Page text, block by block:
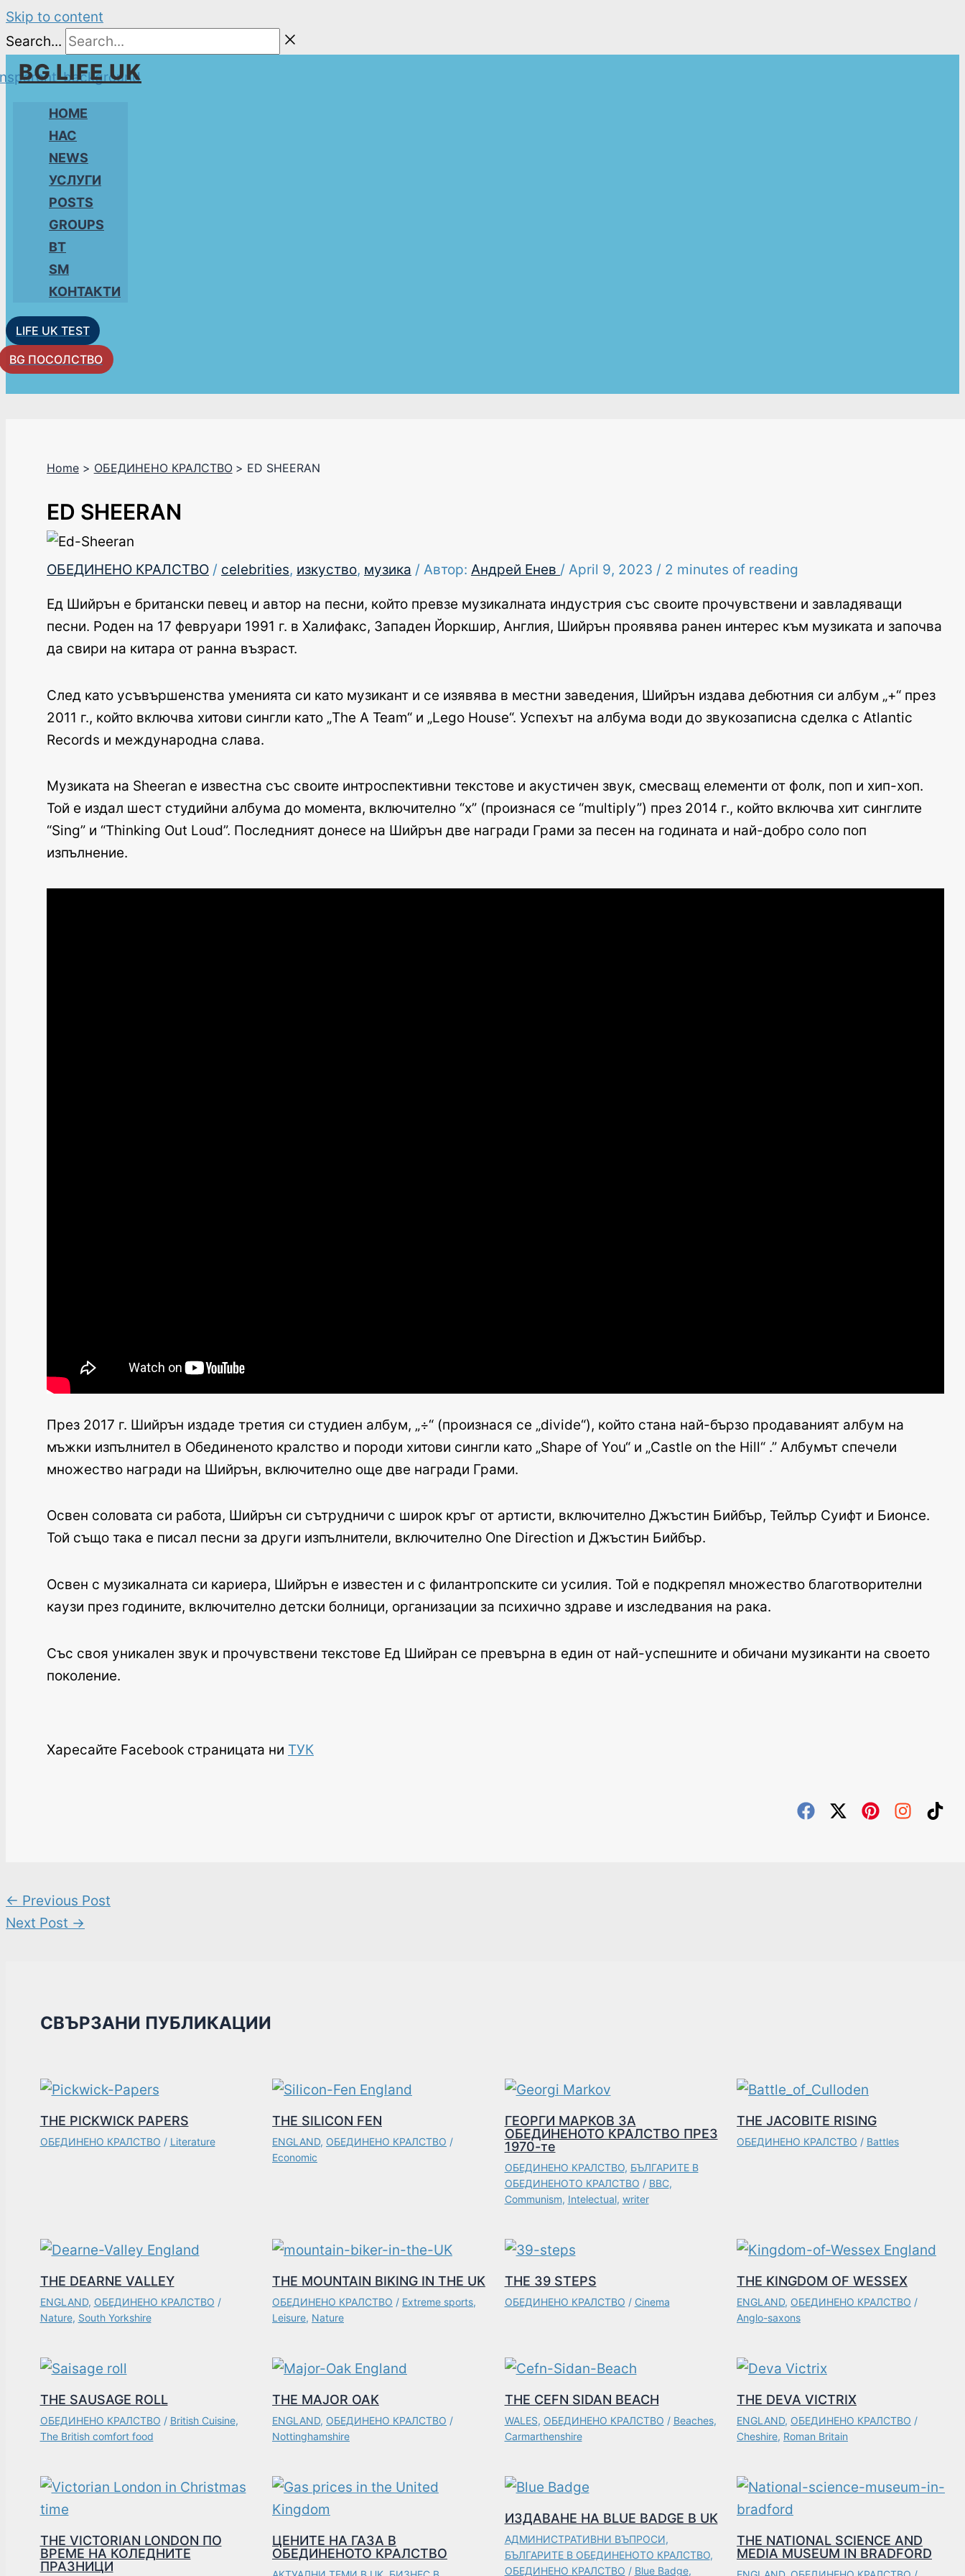
Skip to content
Search...
BG LIFE UK
HOME
НАС
NEWS
УСЛУГИ
POSTS
GROUPS
BT
SM
КОНТАКТИ
LIFE UK TEST
BG ПОСОЛСТВО
Home ОБЕДИНЕНО КРАЛСТВО ED SHEERAN
ED SHEERAN
ОБЕДИНЕНО КРАЛСТВО / celebrities, изкуство, музика / Автор: Андрей Енев / April 9, 2023 / 2 minutes of reading
Ед Шийрън е британски певец и автор на песни, който превзе музикалната индустрия със своите прочувствени и завладяващи
песни. Роден на 17 февруари 1991 г. в Халифакс, Западен Йоркшир, Англия, Шийрън проявява ранен интерес към музиката и започва
да свири на китара от ранна възраст.
След като усъвършенства уменията си като музикант и се изявява в местни заведения, Шийрън издава дебютния си албум „+“ през
2011 г., който включва хитови сингли като „The A Team“ и „Lego House“. Успехът на албума води до звукозаписна сделка с Atlantic
Records и международна слава.
Музиката на Sheeran е известна със своите интроспективни текстове и акустичен звук, смесващ елементи от фолк, поп и хип-хоп.
Той е издал шест студийни албума до момента, включително “x” (произнася се “multiply”) през 2014 г., който включва хит синглите
“Sing” и “Thinking Out Loud”. Последният донесе на Шийрън две награди Грами за песен на годината и най-добро соло поп
изпълнение.
През 2017 г. Шийрън издаде третия си студиен албум, „÷“ (произнася се „divide“), който стана най-бързо продаваният албум на
мъжки изпълнител в Обединеното кралство и породи хитови сингли като „Shape of You“ и „Castle on the Hill“ .” Албумът спечели
множество награди на Шийрън, включително още две награди Грами.
Освен соловата си работа, Шийрън си сътрудничи с широк кръг от артисти, включително Джъстин Бийбър, Тейлър Суифт и Бионсе.
Той също така е писал песни за други изпълнители, включително One Direction и Джъстин Бийбър.
Освен с музикалната си кариера, Шийрън е известен и с филантропските си усилия. Той е подкрепял множество благотворителни
каузи през годините, включително детски болници, организации за психично здраве и изследвания на рака.
Със своя уникален звук и прочувствени текстове Ед Шийран се превърна в един от най-успешните и обичани музиканти на своето
поколение.
Харесайте Facebook страницата ни ТУК
← Previous Post
Next Post →
СВЪРЗАНИ ПУБЛИКАЦИИ
THE PICKWICK PAPERS
ОБЕДИНЕНО КРАЛСТВО / Literature
THE SILICON FEN
ENGLAND, ОБЕДИНЕНО КРАЛСТВО /
Economic
ГЕОРГИ МАРКОВ ЗА
ОБЕДИНЕНОТО КРАЛСТВО ПРЕЗ
1970-те
ОБЕДИНЕНО КРАЛСТВО, БЪЛГАРИТЕ В
ОБЕДИНЕНОТО КРАЛСТВО / BBC,
Communism, Intelectual, writer
THE JACOBITE RISING
ОБЕДИНЕНО КРАЛСТВО / Battles
THE DEARNE VALLEY
ENGLAND, ОБЕДИНЕНО КРАЛСТВО /
Nature, South Yorkshire
THE MOUNTAIN BIKING IN THE UK
ОБЕДИНЕНО КРАЛСТВО / Extreme sports,
Leisure, Nature
THE 39 STEPS
ОБЕДИНЕНО КРАЛСТВО / Cinema
THE KINGDOM OF WESSEX
ENGLAND, ОБЕДИНЕНО КРАЛСТВО /
Anglo-saxons
THE SAUSAGE ROLL
ОБЕДИНЕНО КРАЛСТВО / British Cuisine,
The British comfort food
THE MAJOR OAK
ENGLAND, ОБЕДИНЕНО КРАЛСТВО /
Nottinghamshire
THE CEFN SIDAN BEACH
WALES, ОБЕДИНЕНО КРАЛСТВО / Beaches,
Carmarthenshire
THE DEVA VICTRIX
ENGLAND, ОБЕДИНЕНО КРАЛСТВО /
Cheshire, Roman Britain
THE VICTORIAN LONDON ПО
ВРЕМЕ НА КОЛЕДНИТЕ
ПРАЗНИЦИ
ЦЕНИТЕ НА ГАЗА В
ОБЕДИНЕНОТО КРАЛСТВО
ИЗДАВАНЕ НА BLUE BADGE В UK
АДМИНИСТРАТИВНИ ВЪПРОСИ,
БЪЛГАРИТЕ В ОБЕДИНЕНОТО КРАЛСТВО,
ОБЕДИНЕНО КРАЛСТВО / Blue Badge,
THE NATIONAL SCIENCE AND
MEDIA MUSEUM IN BRADFORD